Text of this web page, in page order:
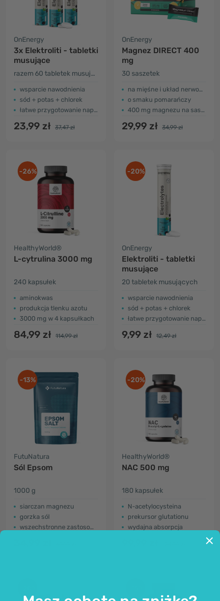
OnEnergy
3x Elektroliti - tabletki
musujące
razem 60 tabletek musujących
wsparcie nawodnienia
sód + potas + chlorek
łatwe przygotowanie napoju
23,99 zł 37,47 zł
OnEnergy
Magnez DIRECT 400
mg
30 saszetek
na mięśne i układ nerwowy
o smaku pomarańczy
400 mg magnezu na saszetkę
29,99 zł 34,99 zł
-26%
HealthyWorld®
L-cytrulina 3000 mg
240 kapsułek
aminokwas
produkcja tlenku azotu
3000 mg w 4 kapsułkach
84,99 zł 114,99 zł
-20%
OnEnergy
Elektroliti - tabletki
musujące
20 tabletek musujących
wsparcie nawodnienia
sód + potas + chlorek
łatwe przygotowanie napoju
9,99 zł 12,49 zł
-13%
FutuNatura
Sól Epsom
1000 g
siarczan magnezu
gorzka sól
wszechstronne zastosowanie
-20%
HealthyWorld®
NAC 500 mg
180 kapsułek
N-acetylocysteina
prekursor glutationu
wydajna absorpcja